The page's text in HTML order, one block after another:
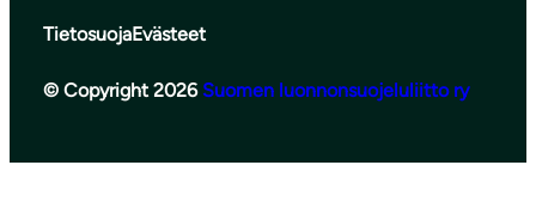
TietosuojaEvästeet
© Copyright 2026 Suomen luonnonsuojeluliitto ry